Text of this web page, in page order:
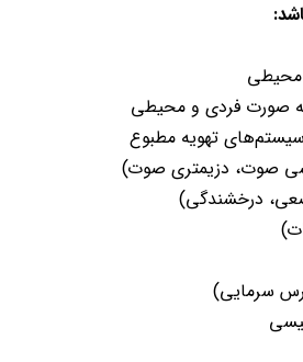
محیطی
به صورت فردی و محیطی
سیستم‌های تهویه مطبوع
صوت، دزیمتری صوت)
درخشندگی)
سرمایی)